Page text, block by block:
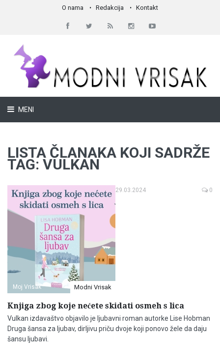
O nama Redakcija Kontakt
MENI
LISTA ČLANAKA KOJI SADRŽE
TAG: VULKAN
Moj Vrisak Modni Vrisak
29.03.2024 0
Knjiga zbog koje nećete skidati osmeh s lica
Vulkan izdavaštvo objavilo je ljubavni roman autorke Lise Hobman
Druga šansa za ljubav, dirljivu priču dvoje koji ponovo žele da daju
šansu ljubavi.